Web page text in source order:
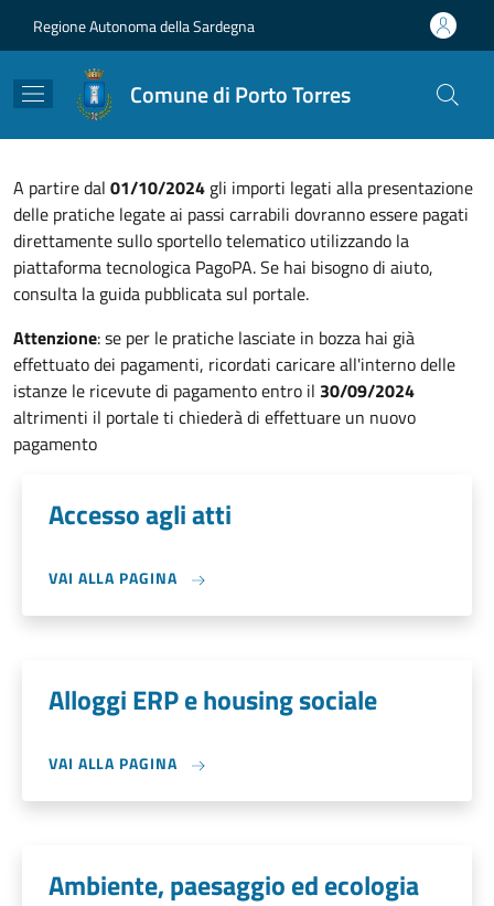
Regione Autonoma della Sardegna
Comune di Porto Torres
A partire dal 01/10/2024 gli importi legati alla presentazione
delle pratiche legate ai passi carrabili dovranno essere pagati
direttamente sullo sportello telematico utilizzando la
piattaforma tecnologica PagoPA. Se hai bisogno di aiuto,
consulta la guida pubblicata sul portale.
Attenzione: se per le pratiche lasciate in bozza hai già
effettuato dei pagamenti, ricordati caricare all'interno delle
istanze le ricevute di pagamento entro il 30/09/2024
altrimenti il portale ti chiederà di effettuare un nuovo
pagamento
Accesso agli atti
VAI ALLA PAGINA
Alloggi ERP e housing sociale
VAI ALLA PAGINA
Ambiente, paesaggio ed ecologia